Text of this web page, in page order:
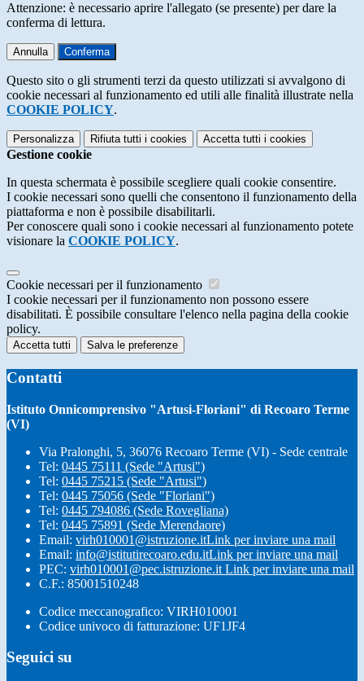
Attenzione: è necessario aprire l'allegato (se presente) per dare la
conferma di lettura.
Annulla Conferma
Questo sito o gli strumenti terzi da questo utilizzati si avvalgono di
cookie necessari al funzionamento ed utili alle finalità illustrate nella
COOKIE POLICY.
Personalizza Rifiuta tutti i cookies Accetta tutti i cookies
Gestione cookie
In questa schermata è possibile scegliere quali cookie consentire.
I cookie necessari sono quelli che consentono il funzionamento della
piattaforma e non è possibile disabilitarli.
Per conoscere quali sono i cookie necessari al funzionamento potete
visionare la COOKIE POLICY.
Cookie necessari per il funzionamento
I cookie necessari per il funzionamento non possono essere
disabilitati. È possibile consultare l'elenco nella pagina della cookie
policy.
Accetta tutti Salva le preferenze
Contatti
Istituto Onnicomprensivo "Artusi-Floriani" di Recoaro Terme
(VI)
Via Pralonghi, 5, 36076 Recoaro Terme (VI) - Sede centrale
Tel: 0445 75111 (Sede "Artusi")
Tel: 0445 75215 (Sede "Artusi")
Tel: 0445 75056 (Sede "Floriani")
Tel: 0445 794086 (Sede Rovegliana)
Tel: 0445 75891 (Sede Merendaore)
Email: virh010001@istruzione.itLink per inviare una mail
Email: info@istitutirecoaro.edu.itLink per inviare una mail
PEC: virh010001@pec.istruzione.it Link per inviare una mail
C.F.: 85001510248
Codice meccanografico: VIRH010001
Codice univoco di fatturazione: UF1JF4
Seguici su